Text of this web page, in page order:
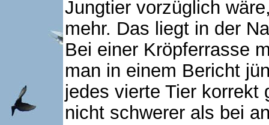
Jungtier vorzüglich
mehr. Das liegt in der
Bei einer Kröpferrasse
man in einem Bericht
jedes vierte Tier
nicht schwerer als bei